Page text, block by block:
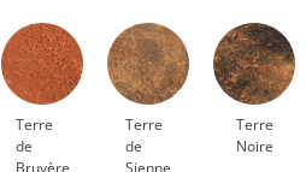
Terre
de
Terre
de
Terre
Noire